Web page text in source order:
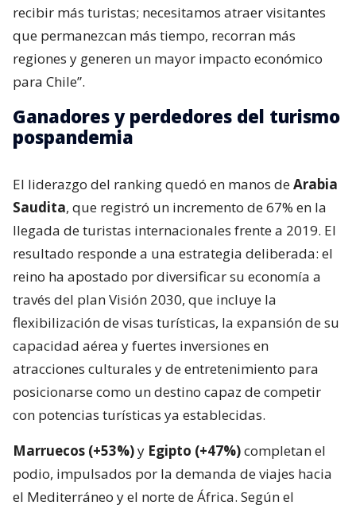
recibir más turistas; necesitamos atraer visitantes
que permanezcan más tiempo, recorran más
regiones y generen un mayor impacto económico
para Chile”.
Ganadores y perdedores del turismo
pospandemia
El liderazgo del ranking quedó en manos deArabia
Saudita, que registró un incremento de 67% en la
llegada de turistas internacionales frente a 2019. El
resultado responde a una estrategia deliberada: el
reino ha apostado por diversificar su economía a
través del plan Visión 2030, que incluye la
flexibilización de visas turísticas, la expansión de su
capacidad aérea y fuertes inversiones en
atracciones culturales y de entretenimiento para
posicionarse como un destino capaz de competir
con potencias turísticas ya establecidas.
Marruecos (+53%)y Egipto (+47%)completan el
podio, impulsados por la demanda de viajes hacia
el Mediterráneo y el norte de África. Según el